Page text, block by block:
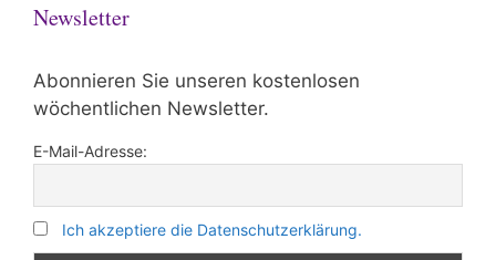
Newsletter
Abonnieren Sie unseren kostenlosen
wöchentlichen Newsletter.
E-Mail-Adresse:
Ich akzeptiere die Datenschutzerklärung.